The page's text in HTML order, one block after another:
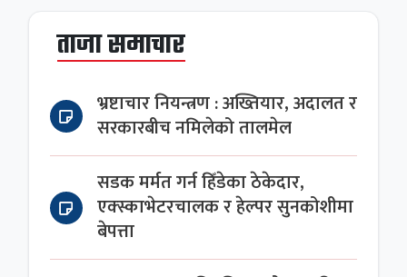
ताजा समाचार
भ्रष्टाचार नियन्त्रण : अख्तियार, अदालत र
सरकारबीच नमिलेको तालमेल
सडक मर्मत गर्न हिँडेका ठेकेदार,
एक्स्काभेटरचालक र हेल्पर सुनकोशीमा
बेपत्ता